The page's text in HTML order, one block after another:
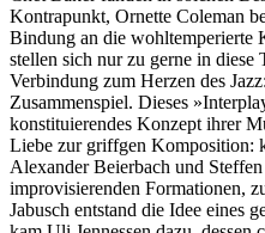
Kontrapunkt, Ornette Coleman
Bindung an die wohltemperierte
stellen sich nur zu gerne in
Verbindung zum Herzen des
Zusammenspiel. Dieses
konstituierendes Konzept ihrer
Liebe zur griffgen Komposition:
Alexander Beierbach und
improvisierenden Formationen,
Jabusch entstand die Idee eines